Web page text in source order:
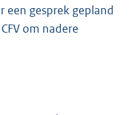
een gesprek gepland
om nadere